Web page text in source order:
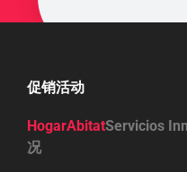
促销活动
HogarAbitatServicios
况